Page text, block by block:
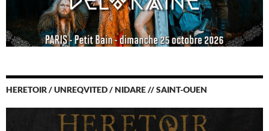
HERETOIR / UNREQVITED / NIDARE // SAINT-OUEN